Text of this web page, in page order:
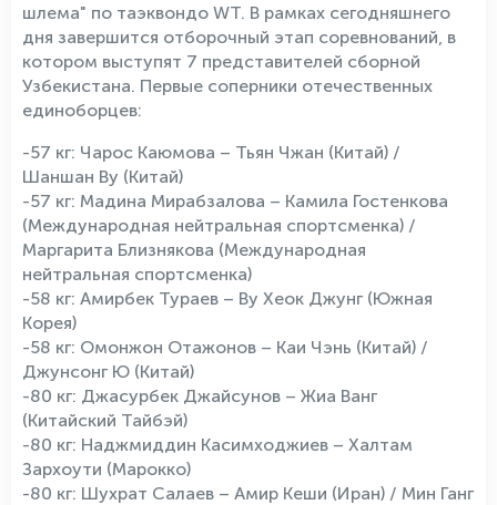
шлема" по таэквондо WT. В рамках сегодняшнего
дня завершится отборочный этап соревнований, в
котором выступят 7 представителей сборной
Узбекистана. Первые соперники отечественных
единоборцев:
-57 кг: Чарос Каюмова – Тьян Чжан (Китай) /
Шаншан Ву (Китай)
-57 кг: Мадина Мирабзалова – Камила Гостенкова
(Международная нейтральная спортсменка) /
Маргарита Близнякова (Международная
нейтральная спортсменка)
-58 кг: Амирбек Тураев – Ву Хеок Джунг (Южная
Корея)
-58 кг: Омонжон Отажонов – Каи Чэнь (Китай) /
Джунсонг Ю (Китай)
-80 кг: Джасурбек Джайсунов – Жиа Ванг
(Китайский Тайбэй)
-80 кг: Наджмиддин Касимходжиев – Халтам
Зархоути (Марокко)
-80 кг: Шухрат Салаев – Амир Кеши (Иран) / Мин Ганг